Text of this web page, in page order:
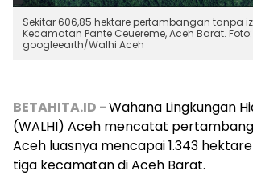
Sekitar 606,85 hektare pertambangan tanpa
Kecamatan Pante Ceuereme, Aceh Barat. Foto:
googleearth/Walhi Aceh
BETAHITA.ID -Wahana Lingkungan
(WALHI) Aceh mencatat
Aceh luasnya mencapai 1.343
tiga kecamatan di Aceh Barat.